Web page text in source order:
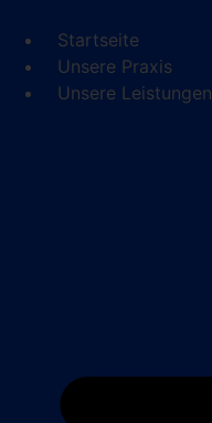
Inhalt
springen
Startseite
Unsere Praxis
Unsere Leistungen